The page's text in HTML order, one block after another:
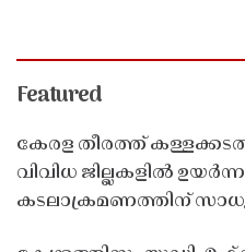
Featured
കേരള തീരത്ത്
വിവിധ ജില്ലകളിൽ
കടലാക്രമണത്തിന്